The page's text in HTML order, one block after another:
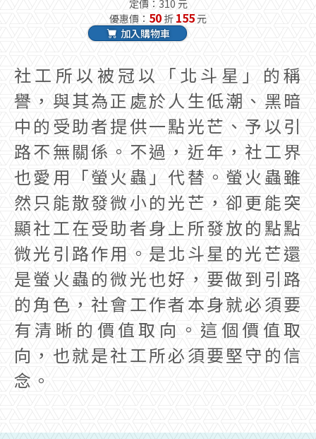
定價：310 元
優惠價： 50 折 155元
加入購物車
社工所以被冠以「北斗星」的稱
譽，與其為正處於人生低潮、黑暗
中的受助者提供一點光芒、予以引
路不無關係。不過，近年，社工界
也愛用「螢火蟲」代替。螢火蟲雖
然只能散發微小的光芒，卻更能突
顯社工在受助者身上所發放的點點
微光引路作用。是北斗星的光芒還
是螢火蟲的微光也好，要做到引路
的角色，社會工作者本身就必須要
有清晰的價值取向。這個價值取
向，也就是社工所必須要堅守的信
念。